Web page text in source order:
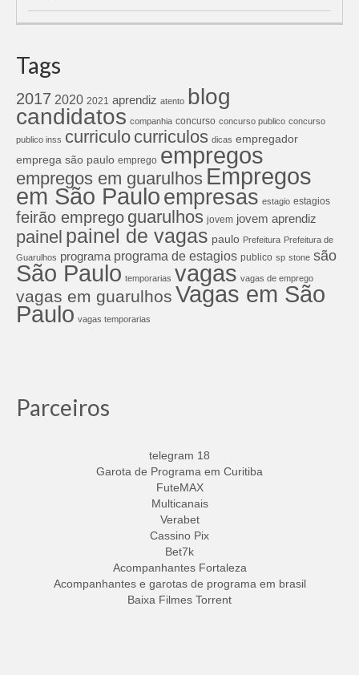
Tags
2017 2020 2021 aprendiz atento blog
candidatos companhia concurso concurso publico concurso
publico inss curriculo curriculos dicas empregador
emprega são paulo emprego empregos
empregos em guarulhos Empregos
em São Pauloempresas estagio estagios
feirão emprego guarulhos jovem jovem aprendiz
painel painel de vagas paulo Prefeitura Prefeitura de
Guarulhos programa programa de estagios publico sp stone são
São Paulo temporarias vagas vagas de emprego
vagas em guarulhos Vagas em São
Paulo vagas temporarias
Parceiros
telegram 18
Garota de Programa em Curitiba
FuteMAX
Multicanais
Verabet
Cassino Pix
Bet7k
Acompanhantes Fortaleza
Acompanhantes e garotas de programa em brasil
Baixa Filmes Torrent